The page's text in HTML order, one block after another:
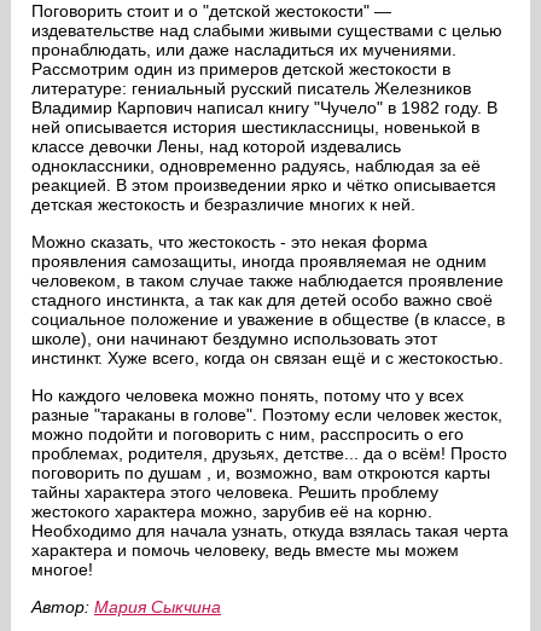
Поговорить стоит и о "детской жестокости" —
издевательстве над слабыми живыми существами с целью
пронаблюдать, или даже насладиться их мучениями.
Рассмотрим один из примеров детской жестокости в
литературе: гениальный русский писатель Железников
Владимир Карпович написал книгу "Чучело" в 1982 году. В
ней описывается история шестиклассницы, новенькой в
классе девочки Лены, над которой издевались
одноклассники, одновременно радуясь, наблюдая за её
реакцией. В этом произведении ярко и чётко описывается
детская жестокость и безразличие многих к ней.
Можно сказать, что жестокость - это некая форма
проявления самозащиты, иногда проявляемая не одним
человеком, в таком случае также наблюдается проявление
стадного инстинкта, а так как для детей особо важно своё
социальное положение и уважение в обществе (в классе, в
школе), они начинают бездумно использовать этот
инстинкт. Хуже всего, когда он связан ещё и с жестокостью.
Но каждого человека можно понять, потому что у всех
разные "тараканы в голове". Поэтому если человек жесток,
можно подойти и поговорить с ним, расспросить о его
проблемах, родителя, друзьях, детстве... да о всём! Просто
поговорить по душам , и, возможно, вам откроются карты
тайны характера этого человека. Решить проблему
жестокого характера можно, зарубив её на корню.
Необходимо для начала узнать, откуда взялась такая черта
характера и помочь человеку, ведь вместе мы можем
многое!
Автор: Мария Сыкчина